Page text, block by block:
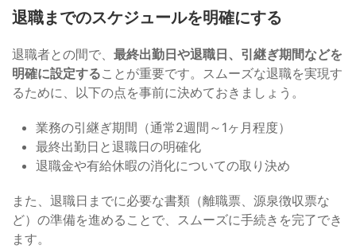
退職までのスケジュールを明確にする
退職者との間で、 最終出勤日や退職日、引継ぎ期間などを
明確に設定することが重要です。スムーズな退職を実現す
るために、以下の点を事前に決めておきましょう。
業務の引継ぎ期間（通常2週間～1ヶ月程度）
最終出勤日と退職日の明確化
退職金や有給休暇の消化についての取り決め
また、退職日までに必要な書類（離職票、源泉徴収票な
ど）の準備を進めることで、スムーズに手続きを完了でき
ます。